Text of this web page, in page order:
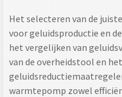
Het selecteren van de
voor geluidsproductie en
het vergelijken van
van de overheidstool en
warmtepomp zowel